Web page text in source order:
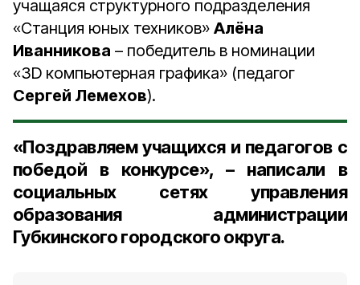
учащаяся структурного подразделения
«Станция юных техников» Алёна
Иванникова – победитель в номинации
«3D компьютерная графика» (педагог
Сергей Лемехов).
«Поздравляем учащихся и педагогов с
победой в конкурсе», – написали в
социальных сетях управления
образования администрации
Губкинского городского округа.